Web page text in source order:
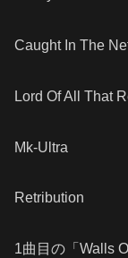
Caught In The
Lord Of All That
Mk-Ultra
Retribution
1曲目の「Walls